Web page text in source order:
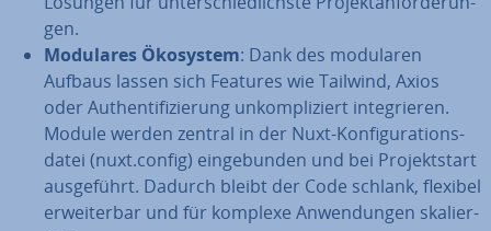
gen.
Modulares Ökosystem: Dank des modularen
Aufbaus lassen sich Features wie Tailwind, Axios
oder Au­then­ti­fi­zie­rung un­kom­pli­ziert in­te­grie­ren.
Module werden zentral in der Nuxt-Kon­fi­gu­ra­ti­ons­
da­tei (nuxt.config) ein­ge­bun­den und bei Pro­jekt­start
aus­ge­führt. Dadurch bleibt der Code schlank, flexibel
er­wei­ter­bar und für komplexe An­wen­dun­gen ska­lier­